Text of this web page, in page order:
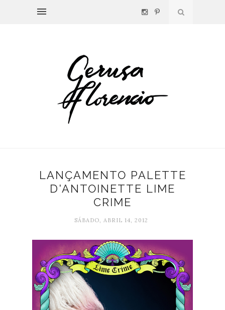
LANÇAMENTO PALETTE
D'ANTOINETTE LIME
CRIME
SÁBADO, ABRIL 14, 2012